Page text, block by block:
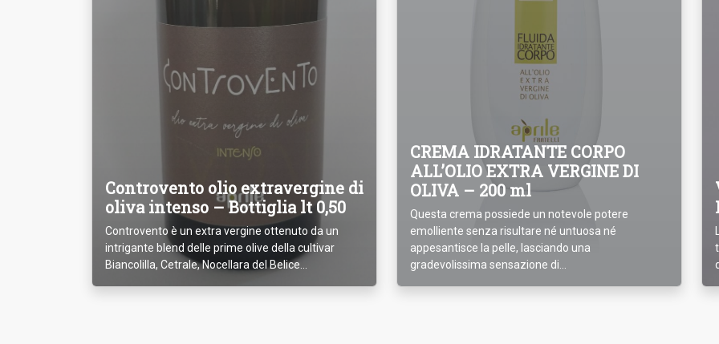
Controvento olio extravergine di
oliva intenso – Bottiglia lt 0,50
Controvento è un extra vergine ottenuto da un
intrigante blend delle prime olive della cultivar
Biancolilla, Cetrale, Nocellara del Belice...
CREMA IDRATANTE CORPO
ALL’OLIO EXTRA VERGINE DI
OLIVA – 200 ml
Questa crema possiede un notevole potere
emolliente senza risultare né untuosa né
appesantisce la pelle, lasciando una
gradevolissima sensazione di...